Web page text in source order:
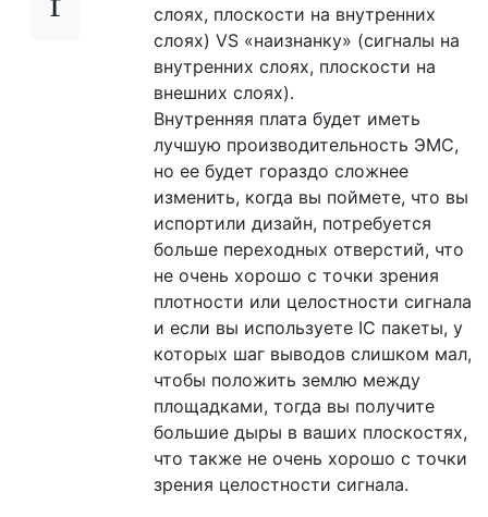
слоях, плоскости на внутренних
слоях) VS «наизнанку» (сигналы на
внутренних слоях, плоскости на
внешних слоях).
Внутренняя плата будет иметь
лучшую производительность ЭМС,
но ее будет гораздо сложнее
изменить, когда вы поймете, что вы
испортили дизайн, потребуется
больше переходных отверстий, что
не очень хорошо с точки зрения
плотности или целостности сигнала
и если вы используете IC пакеты, у
которых шаг выводов слишком мал,
чтобы положить землю между
площадками, тогда вы получите
большие дыры в ваших плоскостях,
что также не очень хорошо с точки
зрения целостности сигнала.